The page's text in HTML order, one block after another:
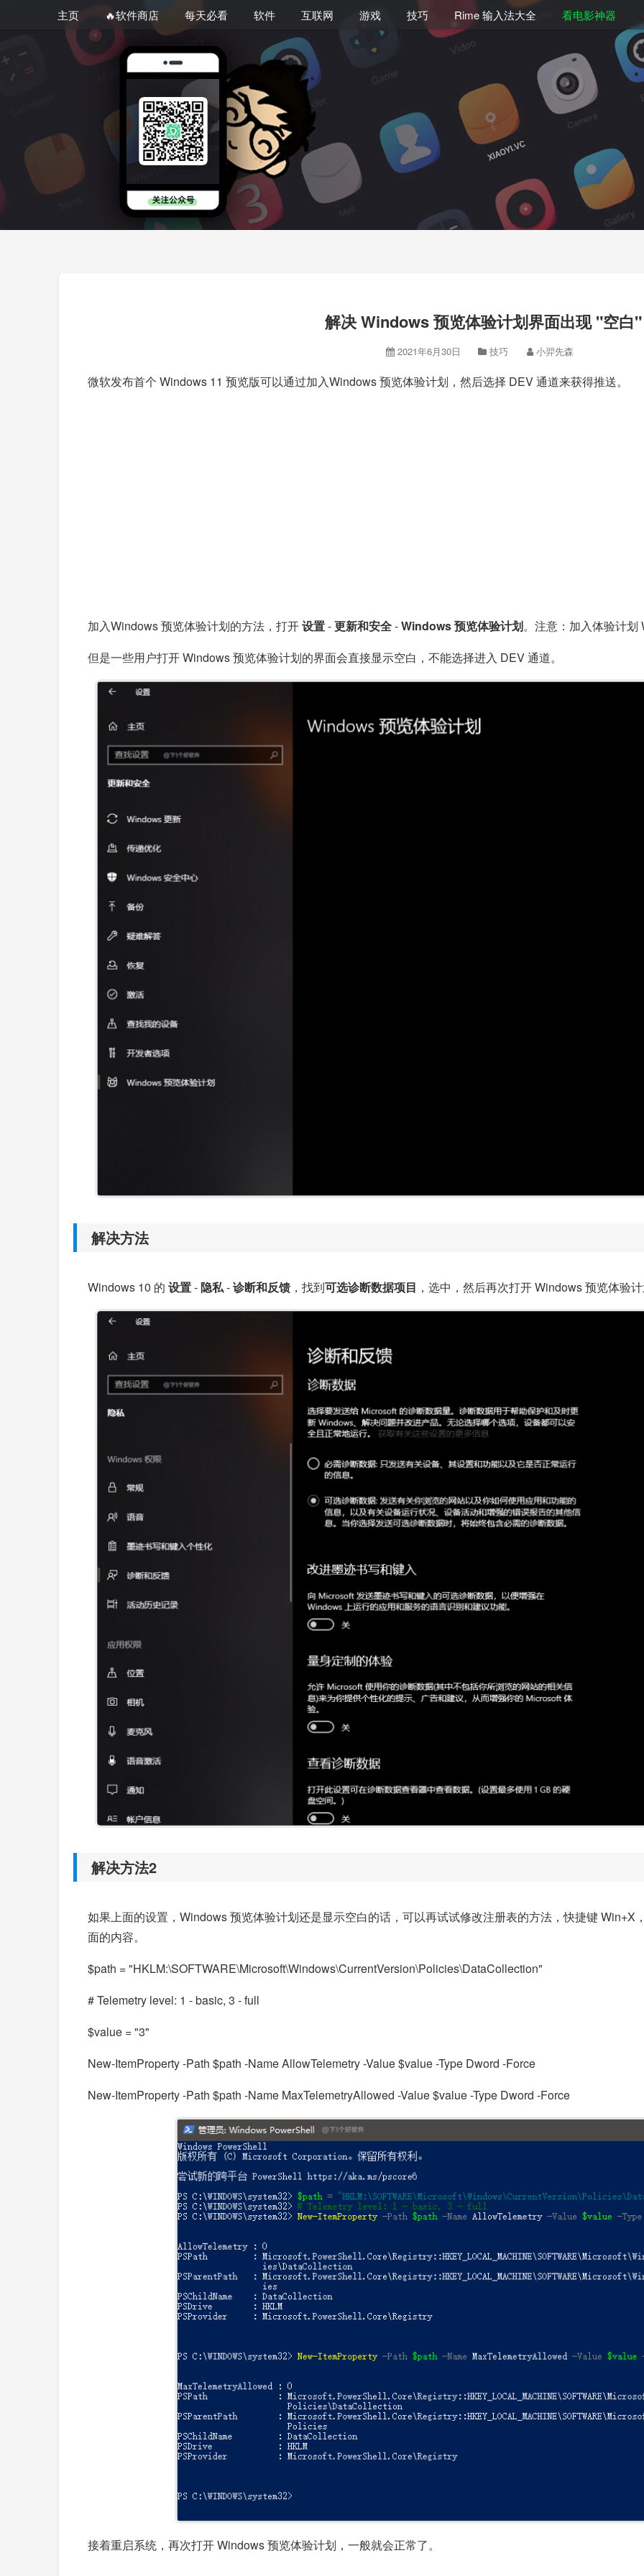
主页 🔥软件商店 每天必看 软件 互联网 游戏 技巧 Rime 输入法大全 看电影神器
解决 Windows 预览体验计划界面出现 "空白"
2021年6月30日 技巧 小羿先森
微软发布首个 Windows 11 预览版可以通过加入Windows 预览体验计划，然后选择 DEV 通道来获得推送。
加入Windows 预览体验计划的方法，打开设置-更新和安全-Windows 预览体验计划。注意：加入体验计划
但是一些用户打开 Windows 预览体验计划的界面会直接显示空白，不能选择进入 DEV 通道。
解决方法
Windows 10 的 设置-隐私-诊断和反馈 ，找到可选诊断数据项目 ，选中，然后再次打开 Windows 预览体验计
解决方法2
如果上面的设置，Windows 预览体验计划还是显示空白的话，可以再试试修改注册表的方法，快捷键 Win+X
面的内容。
$path = "HKLM:\SOFTWARE\Microsoft\Windows\CurrentVersion\Policies\DataCollection"
# Telemetry level: 1 - basic, 3 - full
$value = "3"
New-ItemProperty -Path $path -Name AllowTelemetry -Value $value -Type Dword -Force
New-ItemProperty -Path $path -Name MaxTelemetryAllowed -Value $value -Type Dword -Force
接着重启系统，再次打开 Windows 预览体验计划，一般就会正常了。